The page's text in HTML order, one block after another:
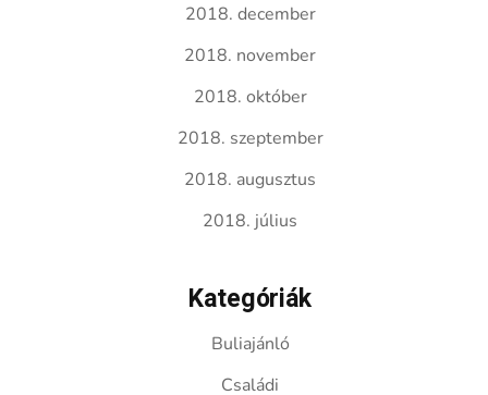
2018. december
2018. november
2018. október
2018. szeptember
2018. augusztus
2018. július
Kategóriák
Buliajánló
Családi